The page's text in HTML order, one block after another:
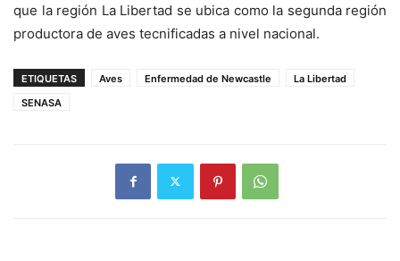
que la región La Libertad se ubica como la segunda región
productora de aves tecnificadas a nivel nacional.
ETIQUETAS Aves Enfermedad de Newcastle
La Libertad
SENASA